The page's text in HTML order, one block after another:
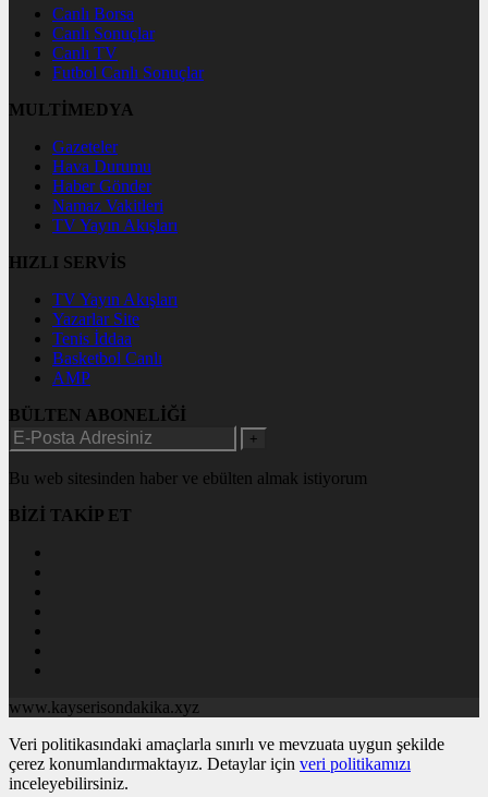
Canlı Borsa
Canlı Sonuçlar
Canlı TV
Futbol Canlı Sonuçlar
MULTİMEDYA
Gazeteler
Hava Durumu
Haber Gönder
Namaz Vakitleri
TV Yayın Akışları
HIZLI SERVİS
TV Yayın Akışları
Yazarlar Site
Tenis İddaa
Basketbol Canlı
AMP
BÜLTEN ABONELİĞİ
+
Bu web sitesinden haber ve ebülten almak istiyorum
BİZİ TAKİP ET
www.kayserisondakika.xyz
Veri politikasındaki amaçlarla sınırlı ve mevzuata uygun şekilde
çerez konumlandırmaktayız. Detaylar için veri politikamızı
inceleyebilirsiniz.